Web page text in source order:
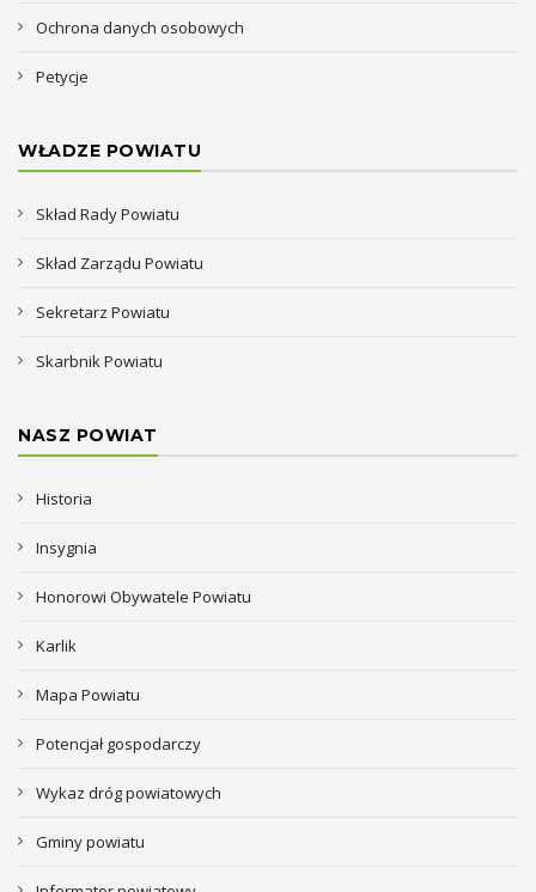
Ochrona danych osobowych
Petycje
WŁADZE POWIATU
Skład Rady Powiatu
Skład Zarządu Powiatu
Sekretarz Powiatu
Skarbnik Powiatu
NASZ POWIAT
Historia
Insygnia
Honorowi Obywatele Powiatu
Karlik
Mapa Powiatu
Potencjał gospodarczy
Wykaz dróg powiatowych
Gminy powiatu